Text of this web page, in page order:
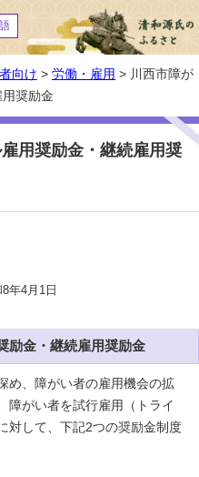
向け > 労働・雇用 > 川西市障が
奨励金
用奨励金・継続雇用奨
年4月1日
励金・継続雇用奨励金
め、障がい者の雇用機会の拡
障がい者を試行雇用（トライ
対して、下記2つの奨励金制度